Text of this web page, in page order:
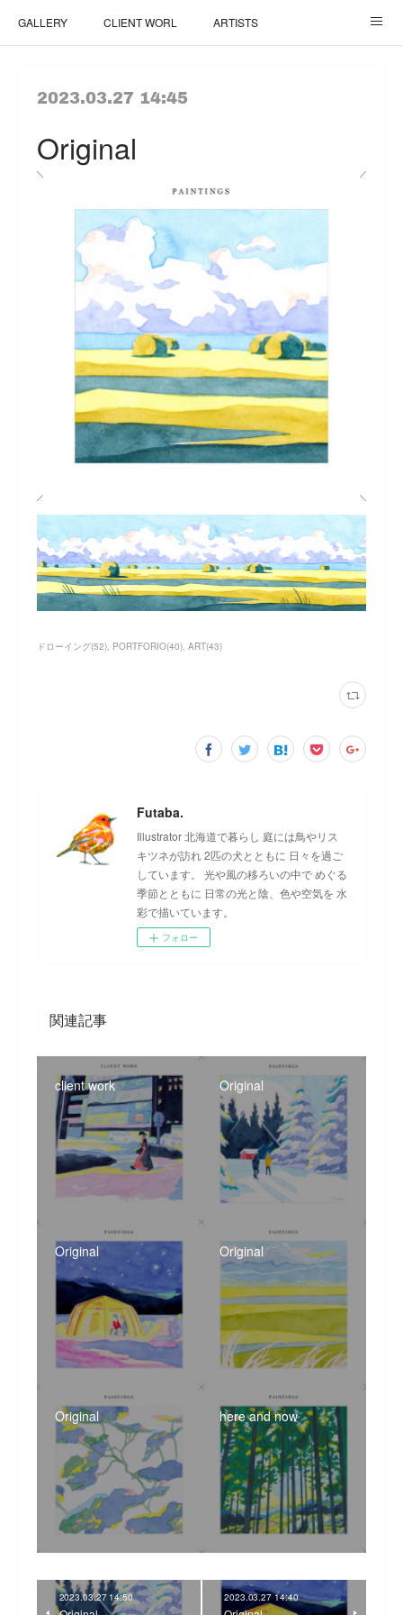
GALLERY CLIENT WORL ARTISTS
2023.03.27 14:45
Original
ドローイング(52) PORTFORIO(40) ART(43)
Futaba.
Illustrator 北海道で暮らし 庭には鳥やリス
キツネが訪れ 2匹の犬とともに 日々を過ご
しています。 光や風の移ろいの中で めぐる
季節とともに 日常の光と陰、色や空気を 水
彩で描いています。
フォロー
関連記事
client work Original
Original Original
Original here and now
2023.03.27 14:50 2023.03.27 14:40